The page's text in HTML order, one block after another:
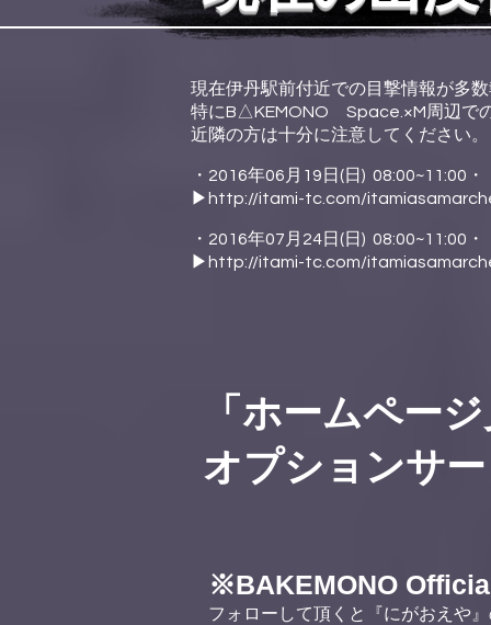
現在伊丹駅前付近での目撃情報が多
特にB△KEMONO Space.×M周辺で
近隣の方は十分に注意してください。
・2016年06月19日(日) 08:00~11:00
▶︎http://itami-tc.com/
・2016年07月24日(日) 08:00~11:00
▶︎http://itami-tc.com/
「ホームペー
オプションサ
※BAKEMONO
フォローして頂くと『にがおえや